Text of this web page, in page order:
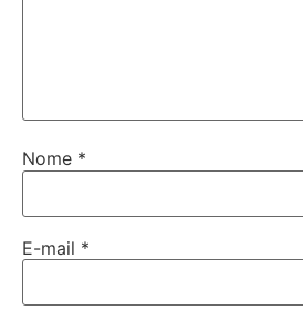
Nome *
E-mail *